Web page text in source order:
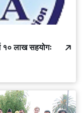
१० लाख सहयोगः